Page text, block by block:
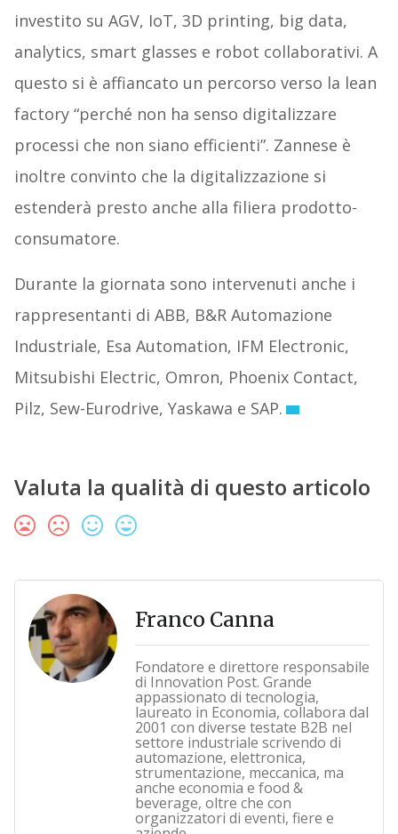
investito su AGV, IoT, 3D printing, big data,
analytics, smart glasses e robot collaborativi. A
questo si è affiancato un percorso verso la lean
factory “perché non ha senso digitalizzare
processi che non siano efficienti”. Zannese è
inoltre convinto che la digitalizzazione si
estenderà presto anche alla filiera prodotto-
consumatore.
Durante la giornata sono intervenuti anche i
rappresentanti di ABB, B&R Automazione
Industriale, Esa Automation, IFM Electronic,
Mitsubishi Electric, Omron, Phoenix Contact,
Pilz, Sew-Eurodrive, Yaskawa e SAP.
Valuta la qualità di questo articolo
Franco Canna
Fondatore e direttore responsabile
di Innovation Post. Grande
appassionato di tecnologia,
laureato in Economia, collabora dal
2001 con diverse testate B2B nel
settore industriale scrivendo di
automazione, elettronica,
strumentazione, meccanica, ma
anche economia e food &
beverage, oltre che con
organizzatori di eventi, fiere e